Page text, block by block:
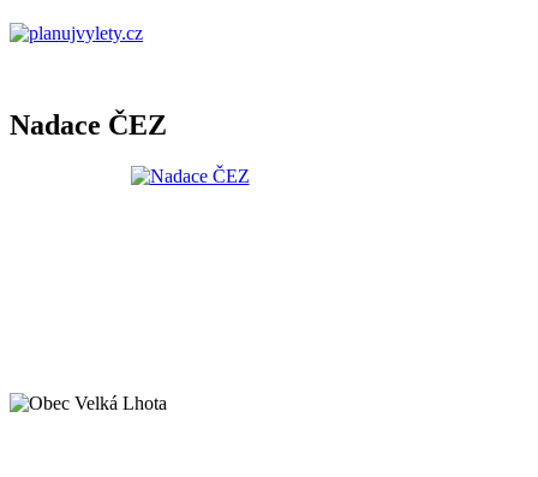
Nadace ČEZ